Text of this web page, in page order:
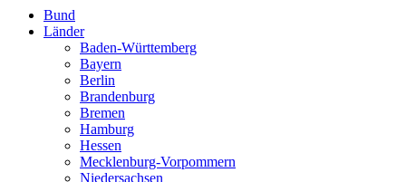
Bund
Länder
Baden-Württemberg
Bayern
Berlin
Brandenburg
Bremen
Hamburg
Hessen
Mecklenburg-Vorpommern
Niedersachsen